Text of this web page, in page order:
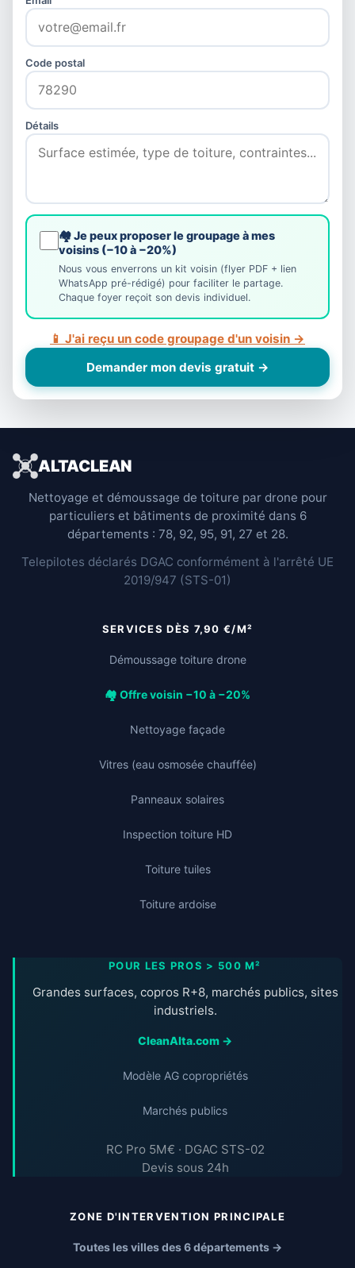
Code postal
Détails
🏘️ Je peux proposer le groupage à mes
voisins (−10 à −20%)
Nous vous enverrons un kit voisin (flyer PDF + lien
WhatsApp pré-rédigé) pour faciliter le partage.
Chaque foyer reçoit son devis individuel.
📱 J'ai reçu un code groupage d'un voisin →
Demander mon devis gratuit →
ALTACLEAN
Nettoyage et démoussage de toiture par drone pour
particuliers et bâtiments de proximité dans 6
départements : 78, 92, 95, 91, 27 et 28.
Telepilotes déclarés DGAC conformément à l'arrêté UE
2019/947 (STS-01)
SERVICES DÈS 7,90 €/M²
Démoussage toiture drone
🏘️ Offre voisin −10 à −20%
Nettoyage façade
Vitres (eau osmosée chauffée)
Panneaux solaires
Inspection toiture HD
Toiture tuiles
Toiture ardoise
POUR LES PROS > 500 M²
Grandes surfaces, copros R+8, marchés publics, sites
industriels.
CleanAlta.com →
Modèle AG copropriétés
Marchés publics
RC Pro 5M€ · DGAC STS-02
Devis sous 24h
ZONE D'INTERVENTION PRINCIPALE
Toutes les villes des 6 départements →